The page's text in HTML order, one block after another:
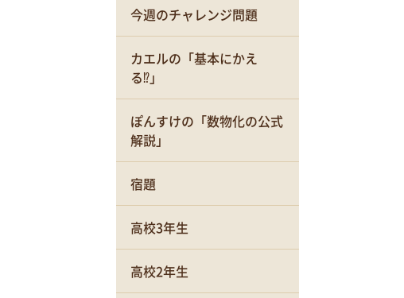
今週のチャレンジ問題
カエルの「基本にかえ
る⁉」
ぽんすけの「数物化の公式
解説」
宿題
高校3年生
高校2年生